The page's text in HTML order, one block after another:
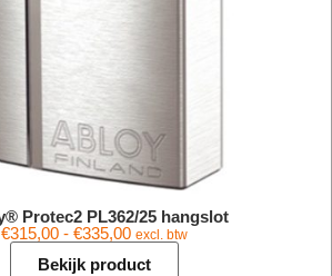
Protec2 PL362/25 hangslot
€315,00 - €335,00 excl. btw
Bekijk product